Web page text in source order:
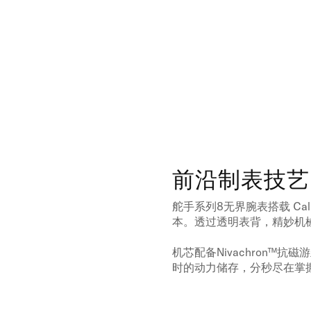
前沿制表技艺
舵手系列8无界腕表搭载
本。透过透明表背，精妙
机芯配备Nivachron™抗磁
时的动力储存，分秒尽在